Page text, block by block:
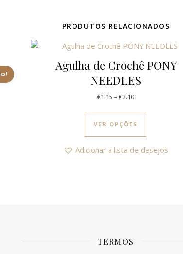
PRODUTOS RELACIONADOS
has multiple variants. The options may be chosen
Agulha de Crochê PONY
NEEDLES
€1.15 – €2.10Price range:
VER OPÇÕES
This
Adicionar a lista de desejos
TERMOS